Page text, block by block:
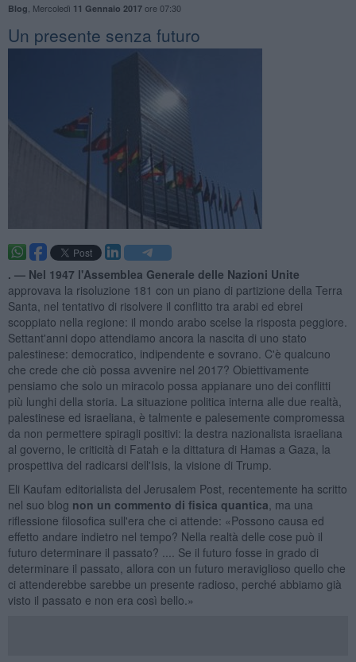
Blog Mercoledì 11 Gennaio 2017ore 07:30
Un presente senza futuro
. — Nel 1947 l'Assemblea Generale delle Nazioni Unite
approvava la risoluzione 181 con un piano di partizione della Terra
Santa, nel tentativo di risolvere il conflitto tra arabi ed ebrei
scoppiato nella regione: il mondo arabo scelse la risposta peggiore.
Settant'anni dopo attendiamo ancora la nascita di uno stato
palestinese: democratico, indipendente e sovrano. C'è qualcuno
che crede che ciò possa avvenire nel 2017? Obiettivamente
pensiamo che solo un miracolo possa appianare uno dei conflitti
più lunghi della storia. La situazione politica interna alle due realtà,
palestinese ed israeliana, è talmente e palesemente compromessa
da non permettere spiragli positivi: la destra nazionalista israeliana
al governo, le criticità di Fatah e la dittatura di Hamas a Gaza, la
prospettiva del radicarsi dell'Isis, la visione di Trump.
Eli Kaufam editorialista del Jerusalem Post, recentemente ha scritto
nel suo blog non un commento di fisica quantica , ma una
riflessione filosofica sull'era che ci attende: «Possono causa ed
effetto andare indietro nel tempo? Nella realtà delle cose può il
futuro determinare il passato? .... Se il futuro fosse in grado di
determinare il passato, allora con un futuro meraviglioso quello che
ci attenderebbe sarebbe un presente radioso, perché abbiamo già
visto il passato e non era così bello.»